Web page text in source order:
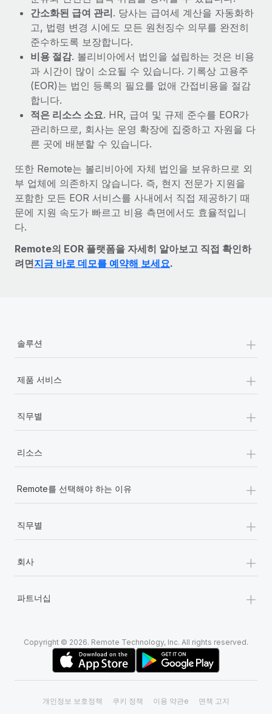
간소화된 급여 관리. 당사는 급여세 계산을 자동화하
고, 법령 변경 시에도 모든 원천징수 의무를 완전히
준수하도록 보장합니다.
비용 절감. 볼리비아에서 법인을 설립하는 것은 비용
과 시간이 많이 소요될 수 있습니다. 기록상 고용주
(EOR)는 법인 등록의 필요를 없애 간접비용을 절감
합니다.
적은 리소스 소요. HR, 급여 및 규제 준수를 EOR가
관리하므로, 회사는 운영 확장에 집중하고 자원을 다
른 곳에 배분할 수 있습니다.
또한 Remote는 볼리비아에 자체 법인을 보유하므로 외
부 업체에 의존하지 않습니다. 즉, 현지 전문가 지원을
포함한 모든 EOR 서비스를 사내에서 직접 제공하기 때
문에 지원 속도가 빠르고 비용 측면에서도 효율적입니
다.
Remote의 EOR 플랫폼을 자세히 알아보고 직접 확인하
려면지금 바로 데모를 예약해 보세요.
솔루션 +
제품 서비스 +
직무별 +
리소스 +
Remote를 선택해야 하는 이유 +
직무별 +
회사 +
파트너십 +
Copyright © 2026. Remote Technology, Inc. All rights reserved.
개인정보 보호정책 쿠키 정책 이용 약관e 면책 고지